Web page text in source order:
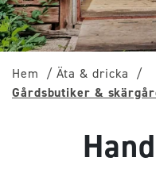
Hem
Äta & dricka
Gårdsbutiker &